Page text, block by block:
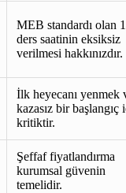
MEB standardı olan
ders saatinin eksiksiz
verilmesi hakkınızdır.
İlk heyecanı yenmek
kazasız bir başlangıç
kritiktir.
Şeffaf fiyatlandırma
kurumsal güvenin
temelidir.